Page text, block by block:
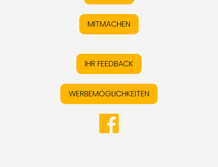
MITMACHEN
IHR FEEDBACK
WERBEMÖGLICHKEITEN